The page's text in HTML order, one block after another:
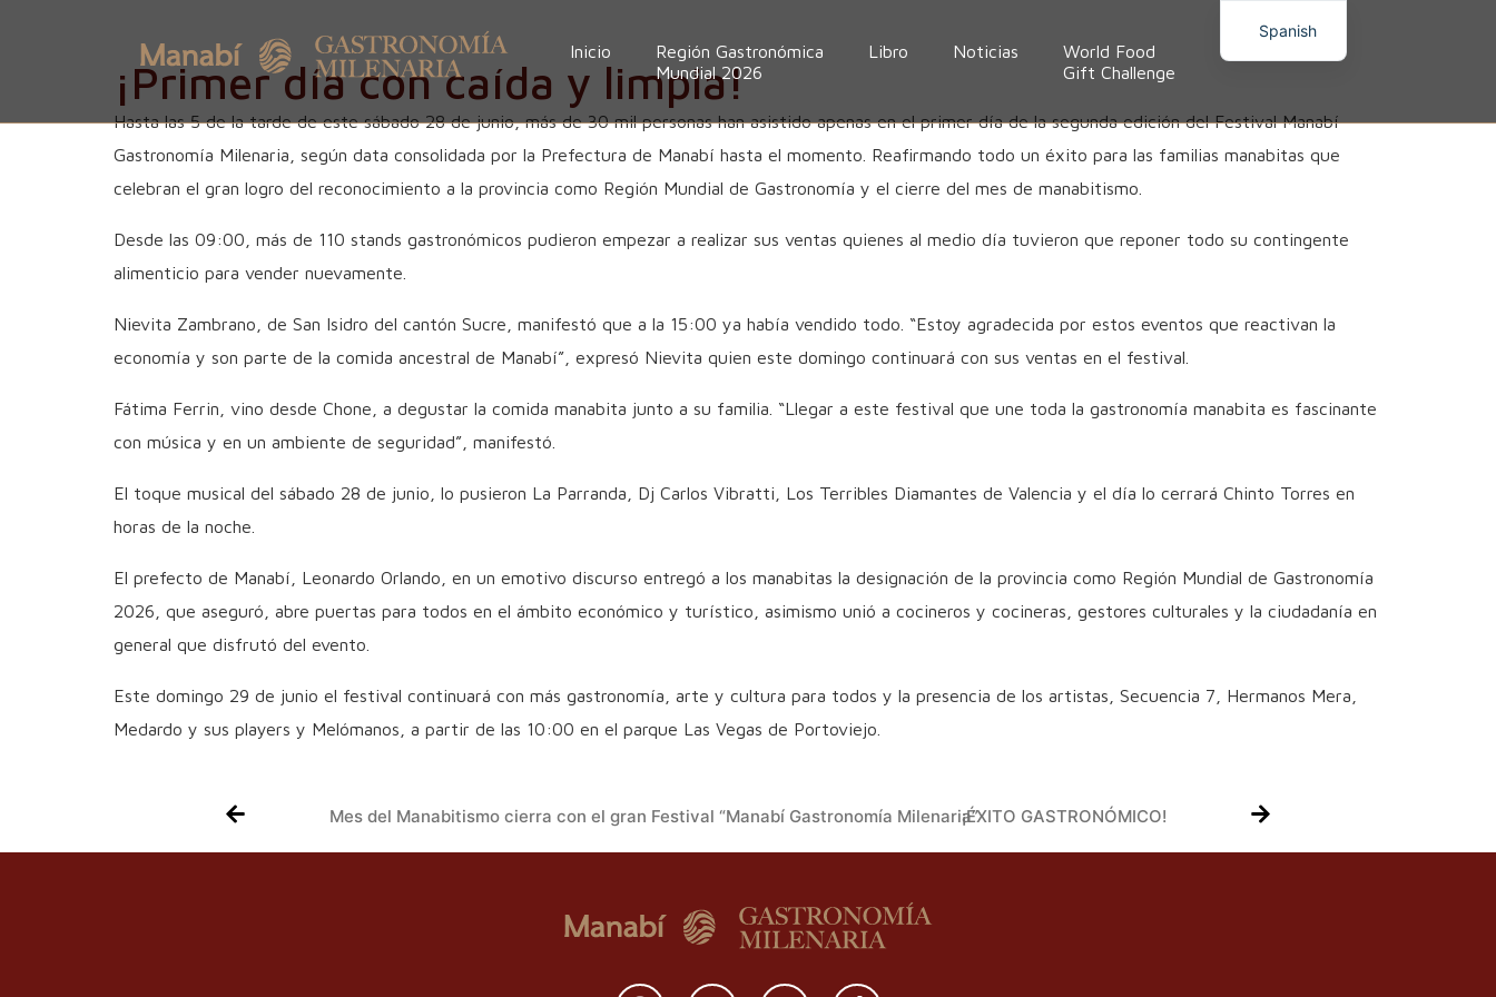
Inicio
Región Gastronómica
Mundial 2026
Libro Noticias
World Food
Gift Challenge
Premios
¡Primer día con caída y limpia!
Hasta las 5 de la tarde de este sábado 28 de junio, más de 30 mil personas han asistido apenas en el primer día de la segunda edición del Festival Manabí
Gastronomía Milenaria, según data consolidada por la Prefectura de Manabí hasta el momento. Reafirmando todo un éxito para las familias manabitas que
celebran el gran logro del reconocimiento a la provincia como Región Mundial de Gastronomía y el cierre del mes de manabitismo.
Desde las 09:00, más de 110 stands gastronómicos pudieron empezar a realizar sus ventas quienes al medio día tuvieron que reponer todo su contingente
alimenticio para vender nuevamente.
Nievita Zambrano, de San Isidro del cantón Sucre, manifestó que a la 15:00 ya había vendido todo. “Estoy agradecida por estos eventos que reactivan la
economía y son parte de la comida ancestral de Manabí”, expresó Nievita quien este domingo continuará con sus ventas en el festival.
Fátima Ferrin, vino desde Chone, a degustar la comida manabita junto a su familia. “Llegar a este festival que une toda la gastronomía manabita es fascinante
con música y en un ambiente de seguridad”, manifestó.
El toque musical del sábado 28 de junio, lo pusieron La Parranda, Dj Carlos Vibratti, Los Terribles Diamantes de Valencia y el día lo cerrará Chinto Torres en
horas de la noche.
El prefecto de Manabí, Leonardo Orlando, en un emotivo discurso entregó a los manabitas la designación de la provincia como Región Mundial de Gastronomía
2026, que aseguró, abre puertas para todos en el ámbito económico y turístico, asimismo unió a cocineros y cocineras, gestores culturales y la ciudadanía en
general que disfrutó del evento.
Este domingo 29 de junio el festival continuará con más gastronomía, arte y cultura para todos y la presencia de los artistas, Secuencia 7, Hermanos Mera,
Medardo y sus players y Melómanos, a partir de las 10:00 en el parque Las Vegas de Portoviejo.
Mes del Manabitismo cierra con el gran Festival “Manabí Gastronomía Milenaria”¡ÉXITO GASTRONÓMICO!
Spanish